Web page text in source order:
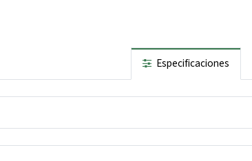
Especificaciones